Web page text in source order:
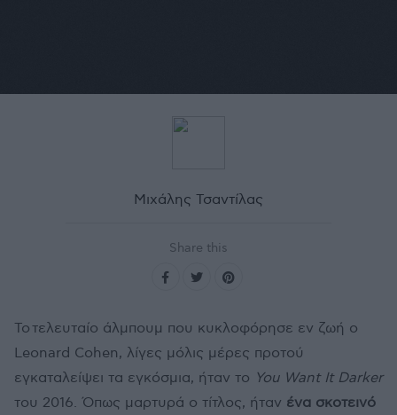
Μιχάλης Τσαντίλας
Share this
Το τελευταίο άλμπουμ που κυκλοφόρησε εν ζωή ο
Leonard Cohen, λίγες μόλις μέρες προτού
εγκαταλείψει τα εγκόσμια, ήταν το You Want It Darker
του 2016. Όπως μαρτυρά ο τίτλος, ήταν ένα σκοτεινό